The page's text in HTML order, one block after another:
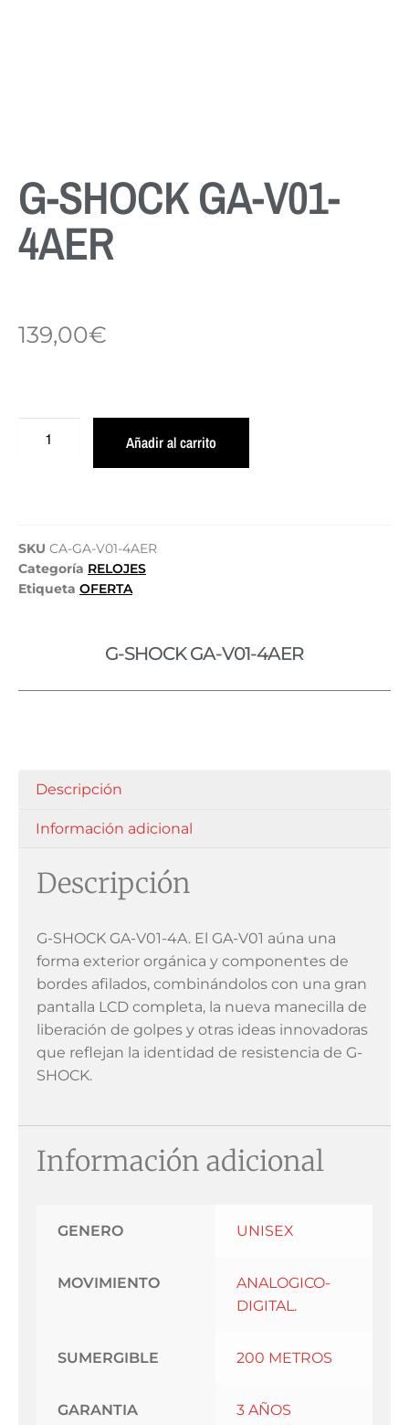
G-SHOCK GA-V01-
4AER
139,00€
Añadir al carrito
SKU CA-GA-V01-4AER
Categoría RELOJES
Etiqueta OFERTA
G-SHOCK GA-V01-4AER
Descripción
Información adicional
Descripción
G-SHOCK GA-V01-4A. El GA-V01 aúna una
forma exterior orgánica y componentes de
bordes afilados, combinándolos con una gran
pantalla LCD completa, la nueva manecilla de
liberación de golpes y otras ideas innovadoras
que reflejan la identidad de resistencia de G-
SHOCK.
Información adicional
GENERO UNISEX
MOVIMIENTO
ANALOGICO-
DIGITAL.
SUMERGIBLE 200 METROS
GARANTIA 3 AÑOS